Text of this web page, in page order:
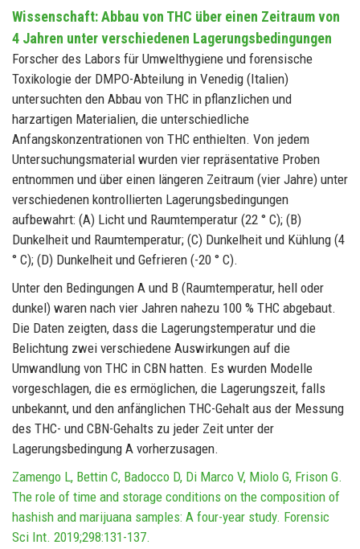
Wissenschaft: Abbau von THC über einen Zeitraum von
4 Jahren unter verschiedenen Lagerungsbedingungen
Forscher des Labors für Umwelthygiene und forensische
Toxikologie der DMPO-Abteilung in Venedig (Italien)
untersuchten den Abbau von THC in pflanzlichen und
harzartigen Materialien, die unterschiedliche
Anfangskonzentrationen von THC enthielten. Von jedem
Untersuchungsmaterial wurden vier repräsentative Proben
entnommen und über einen längeren Zeitraum (vier Jahre) unter
verschiedenen kontrollierten Lagerungsbedingungen
aufbewahrt: (A) Licht und Raumtemperatur (22 ° C); (B)
Dunkelheit und Raumtemperatur; (C) Dunkelheit und Kühlung (4
° C); (D) Dunkelheit und Gefrieren (-20 ° C).
Unter den Bedingungen A und B (Raumtemperatur, hell oder
dunkel) waren nach vier Jahren nahezu 100 % THC abgebaut.
Die Daten zeigten, dass die Lagerungstemperatur und die
Belichtung zwei verschiedene Auswirkungen auf die
Umwandlung von THC in CBN hatten. Es wurden Modelle
vorgeschlagen, die es ermöglichen, die Lagerungszeit, falls
unbekannt, und den anfänglichen THC-Gehalt aus der Messung
des THC- und CBN-Gehalts zu jeder Zeit unter der
Lagerungsbedingung A vorherzusagen.
Zamengo L, Bettin C, Badocco D, Di Marco V, Miolo G, Frison G.
The role of time and storage conditions on the composition of
hashish and marijuana samples: A four-year study. Forensic
Sci Int. 2019;298:131-137.